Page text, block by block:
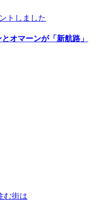
トしました
オマーンが「新航路」